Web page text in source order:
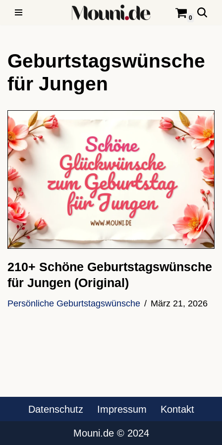
springen
0
Geburtstagswünsche
für Jungen
210+ Schöne Geburtstagswünsche
für Jungen (Original)
Persönliche Geburtstagswünsche März 21, 2026
Datenschutz Impressum Kontakt
Mouni.de ©️ 2024